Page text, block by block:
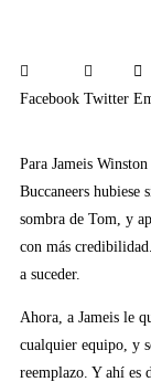
Facebook Twitter
Para Jameis
Buccaneers hubiese
sombra de Tom, y
con más
a suceder.
Ahora, a Jameis le
cualquier equipo, y
reemplazo. Y ahí es